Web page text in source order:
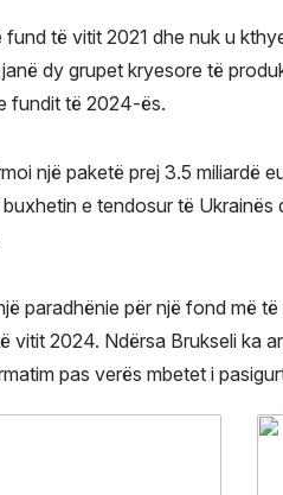
të vitit 2021 dhe nuk u
dy grupet kryesore të
fundit të 2024-ës.
një paketë prej 3.5 miliardë
e tendosur të
paradhënie për një fond më
vitit 2024. Ndërsa Brukseli ka
pas verës mbetet i